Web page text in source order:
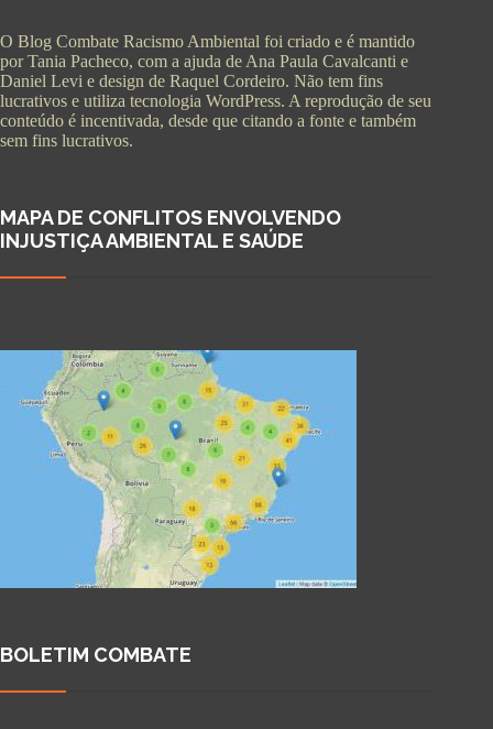
O Blog Combate Racismo Ambiental foi criado e é mantido
por Tania Pacheco, com a ajuda de Ana Paula Cavalcanti e
Daniel Levi e design de Raquel Cordeiro. Não tem fins
lucrativos e utiliza tecnologia WordPress. A reprodução de seu
conteúdo é incentivada, desde que citando a fonte e também
sem fins lucrativos.
MAPA DE CONFLITOS ENVOLVENDO
INJUSTIÇA AMBIENTAL E SAÚDE
BOLETIM COMBATE